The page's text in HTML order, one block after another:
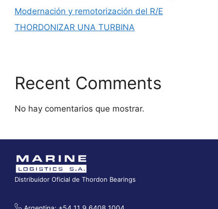
Modernación y remotorización del R/E
THORDONIZAR UNA TURBINA
Recent Comments
No hay comentarios que mostrar.
Distribuidor Oficial de Thordon Bearings